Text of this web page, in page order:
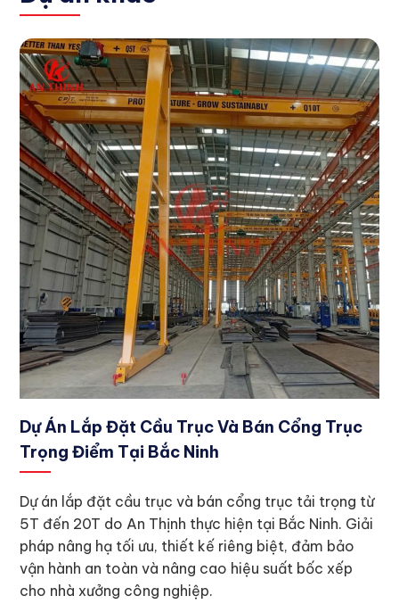
Dự Án Lắp Đặt Cầu Trục Và Bán Cổng Trục
Trọng Điểm Tại Bắc Ninh
Dự án lắp đặt cầu trục và bán cổng trục tải trọng từ
5T đến 20T do An Thịnh thực hiện tại Bắc Ninh. Giải
pháp nâng hạ tối ưu, thiết kế riêng biệt, đảm bảo
vận hành an toàn và nâng cao hiệu suất bốc xếp
cho nhà xưởng công nghiệp.